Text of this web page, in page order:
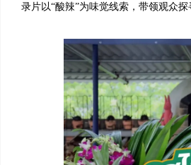
录片以“酸辣”为味觉线索，带领观众